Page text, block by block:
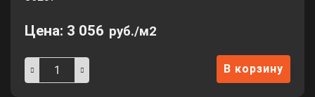
Цена: 3 056 руб./м2
В корзину